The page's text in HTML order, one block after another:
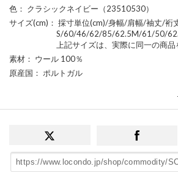
色 ： クラシックネイビー（23510530）
サイズ(cm) ： 採寸単位(cm)/身幅/肩幅/袖丈/裄
S/60/46/62/85/62.5M/61/50/
上記サイズは、実際に同一の商品
素材 ： ウール 100％
原産国 ： ポルトガル